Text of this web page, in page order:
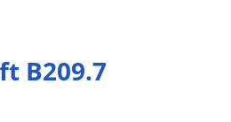
B209.7